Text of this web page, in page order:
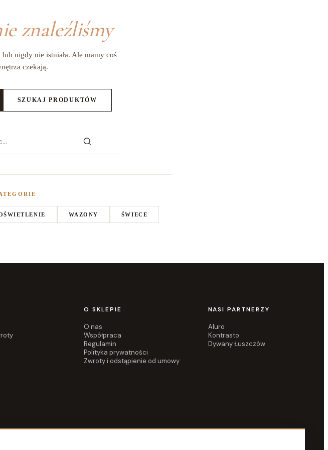
znaleźliśmy
lub nigdy nie istniała. Ale mamy coś
czekają.
SZUKAJ PRODUKTÓW
WAZONY ŚWIECE
O SKLEPIE
O nas
Współpraca
Regulamin
Polityka prywatności
Zwroty i odstąpienie od umowy
NASI PARTNERZY
Aluro
Kontrasto
Dywany Łuszczów